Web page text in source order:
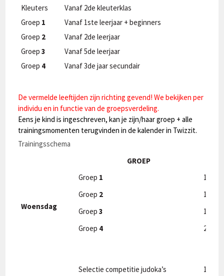
Kleuters
Vanaf 2de kleuterklas
Groep 1
Vanaf 1ste leerjaar + beginners
Groep 2
Vanaf 2de leerjaar
Groep3
Vanaf 5de leerjaar
Groep 4 Vanaf 3de jaar secundair
De vermelde leeftijden zijn richting gevend! We bekijken per
individu en in functie van de groepsverdeling.
Eens je kind is ingeschreven, kan je zijn/haar groep + alle
trainingsmomenten terugvinden in de kalender in Twizzit.
Trainingsschema
GROEP
Woensdag
Groep 1
Groep 2
Groep3
Groep 4
17 u
18 u
19 u
20 u
Selectie competitie judoka’s
19 u